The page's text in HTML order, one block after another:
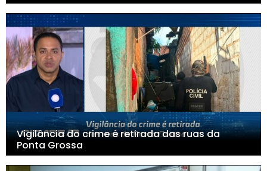
Vigilância do crime é retirada das ruas da
Ponta Grossa